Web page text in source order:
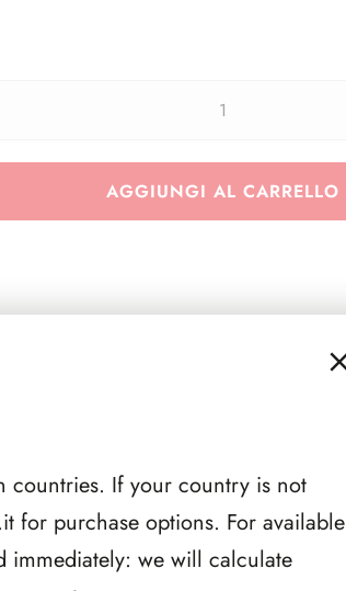
Svizzera
-
AGGIUNGI AL CARRELLO
countries. If your country is not
for purchase options. For available
immediately: we will calculate